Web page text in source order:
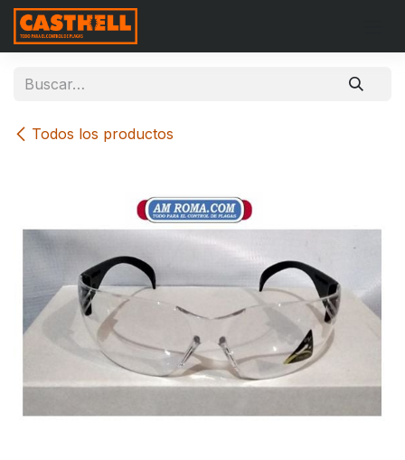
Ir al contenido
Todos los productos